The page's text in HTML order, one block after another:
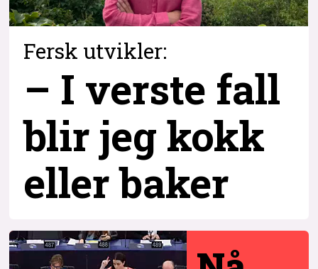
Fersk utvikler:
– I verste fall
blir jeg kokk
eller baker